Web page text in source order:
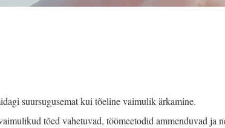
suur­sugusemat kui tõeline vaimulik ärkamine.
tõed vahetuvad, töömeetodid ammenduvad ja